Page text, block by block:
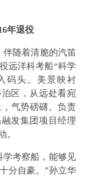
年退役
伴随着清脆的汽笛
远洋科考船“科学
码头。美景映衬
区，从远处看宛
气势磅礴。负责
发集团项目经理
。
学考察船，能够见
分自豪。”孙立华